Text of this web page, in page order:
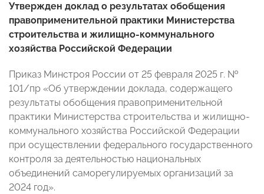
Утвержден доклад о результатах обобщения
правоприменительной практики Министерства
строительства и жилищно-коммунального
хозяйства Российской Федерации
Приказ Минстроя России от 25 февраля 2025 г. №
101/пр «Об утверждении доклада, содержащего
результаты обобщения правоприменительной
практики Министерства строительства и жилищно-
коммунального хозяйства Российской Федерации
при осуществлении федерального государственного
контроля за деятельностью национальных
объединений саморегулируемых организаций за
2024 год».